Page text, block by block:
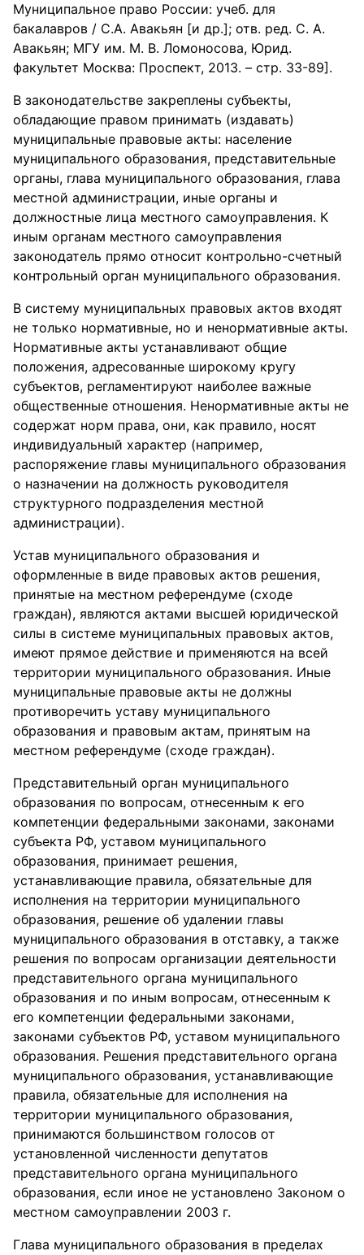
Муниципальное право России: учеб. для
бакалавров / С.А. Авакьян [и др.]; отв. ред. С. А.
Авакьян; МГУ им. М. В. Ломоносова, Юрид.
факультет Москва: Проспект, 2013. – стр. 33-89].
В законодательстве закреплены субъекты,
обладающие правом принимать (издавать)
муниципальные правовые акты: население
муниципального образования, представительные
органы, глава муниципального образования, глава
местной администрации, иные органы и
должностные лица местного самоуправления. К
иным органам местного самоуправления
законодатель прямо относит контрольно-счетный
контрольный орган муниципального образования.
В систему муниципальных правовых актов входят
не только нормативные, но и ненормативные акты.
Нормативные акты устанавливают общие
положения, адресованные широкому кругу
субъектов, регламентируют наиболее важные
общественные отношения. Ненормативные акты не
содержат норм права, они, как правило, носят
индивидуальный характер (например,
распоряжение главы муниципального образования
о назначении на должность руководителя
структурного подразделения местной
администрации).
Устав муниципального образования и
оформленные в виде правовых актов решения,
принятые на местном референдуме (сходе
граждан), являются актами высшей юридической
силы в системе муниципальных правовых актов,
имеют прямое действие и применяются на всей
территории муниципального образования. Иные
муниципальные правовые акты не должны
противоречить уставу муниципального
образования и правовым актам, принятым на
местном референдуме (сходе граждан).
Представительный орган муниципального
образования по вопросам, отнесенным к его
компетенции федеральными законами, законами
субъекта РФ, уставом муниципального
образования, принимает решения,
устанавливающие правила, обязательные для
исполнения на территории муниципального
образования, решение об удалении главы
муниципального образования в отставку, а также
решения по вопросам организации деятельности
представительного органа муниципального
образования и по иным вопросам, отнесенным к
его компетенции федеральными законами,
законами субъектов РФ, уставом муниципального
образования. Решения представительного органа
муниципального образования, устанавливающие
правила, обязательные для исполнения на
территории муниципального образования,
принимаются большинством голосов от
установленной численности депутатов
представительного органа муниципального
образования, если иное не установлено Законом о
местном самоуправлении 2003 г.
Глава муниципального образования в пределах